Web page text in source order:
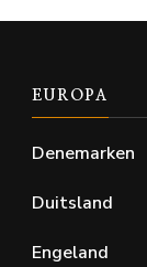
EUROPA
Denemarken
Duitsland
Engeland